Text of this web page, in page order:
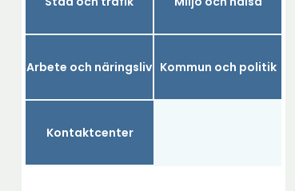
Arbete och näringsliv Kommun och politik
Kontaktcenter